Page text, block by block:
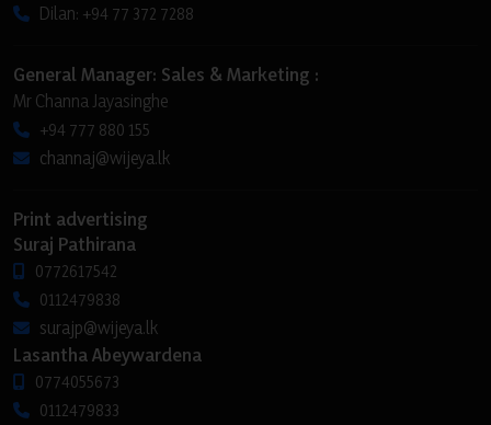
Dilan: +94 77 372 7288
General Manager: Sales & Marketing :
Mr Channa Jayasinghe
+94 777 880 155
channaj@wijeya.lk
Print advertising
Suraj Pathirana
0772617542
0112479838
surajp@wijeya.lk
Lasantha Abeywardena
0774055673
0112479833